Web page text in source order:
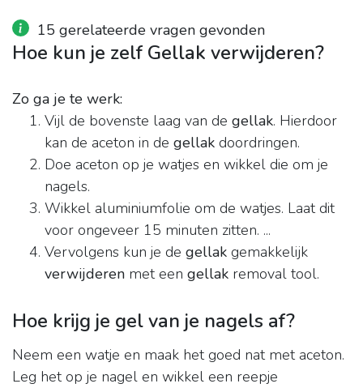
15 gerelateerde vragen gevonden
Hoe kun je zelf Gellak verwijderen?
Zo ga je te werk:
Vijl de bovenste laag van de gellak. Hierdoor
kan de aceton in de gellak doordringen.
Doe aceton op je watjes en wikkel die om je
nagels.
Wikkel aluminiumfolie om de watjes. Laat dit
voor ongeveer 15 minuten zitten. ...
Vervolgens kun je de gellak gemakkelijk
verwijderen met een gellak removal tool.
Hoe krijg je gel van je nagels af?
Neem een watje en maak het goed nat met aceton.
Leg het op je nagel en wikkel een reepje